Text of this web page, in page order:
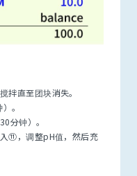
直至团块消失。
。
分钟）。
⑪，调整pH值，然后充